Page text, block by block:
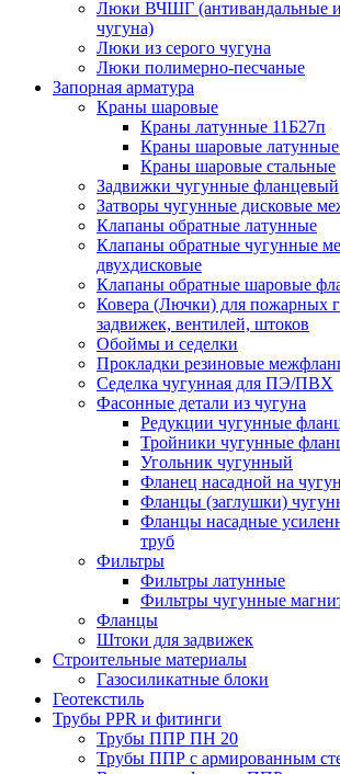
Люки ВЧШГ (антивандальные
чугуна)
Люки из серого чугуна
Люки полимерно-песчаные
Запорная арматура
Краны шаровые
Краны латунные 11Б27п
Краны шаровые
Краны шаровые стальные
Задвижки чугунные фланцевый
Затворы чугунные дисковые
Клапаны обратные латунные
Клапаны обратные чугунные
двухдисковые
Клапаны обратные шаровые
Ковера (Лючки) для пожарных
задвижек, вентилей, штоков
Обоймы и седелки
Прокладки резиновые
Седелка чугунная для ПЭ/ПВХ
Фасонные детали из чугуна
Редукции чугунные
Тройники чугунные
Угольник чугунный
Фланец насадной на чугун
Фланцы (заглушки)
Фланцы насадные
труб
Фильтры
Фильтры латунные
Фильтры чугунные
Фланцы
Штоки для задвижек
Строительные материалы
Газосиликатные блоки
Геотекстиль
Трубы PPR и фитинги
Трубы ППР ПН 20
Трубы ППР с армированным